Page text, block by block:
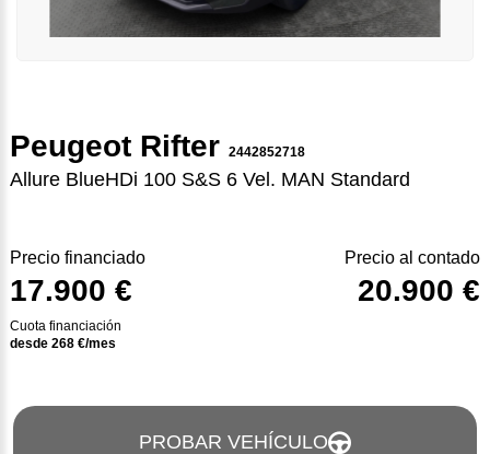
Peugeot Rifter 2442852718
Allure BlueHDi 100 S&S 6 Vel. MAN Standard
Precio financiado
17.900 €
Cuota financiación
desde 268 €/mes
Precio al contado
20.900 €
PROBAR VEHÍCULO